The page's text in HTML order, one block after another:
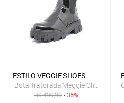
ESTILO VEGGIE SHOES
Bota Tratorada Meggie Chelsea
R$499,90 - 36%